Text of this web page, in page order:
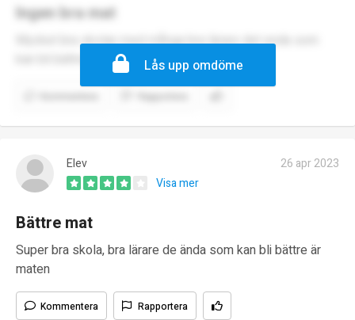
Ingen bra mat
Mycket bra skolan med många bra lärare det enda som
kan bli bättre är maten ! Lås upp omdöme
Elev
26 apr 2023
Visa mer
Bättre mat
Super bra skola, bra lärare de ända som kan bli bättre är
maten
Kommentera Rapportera